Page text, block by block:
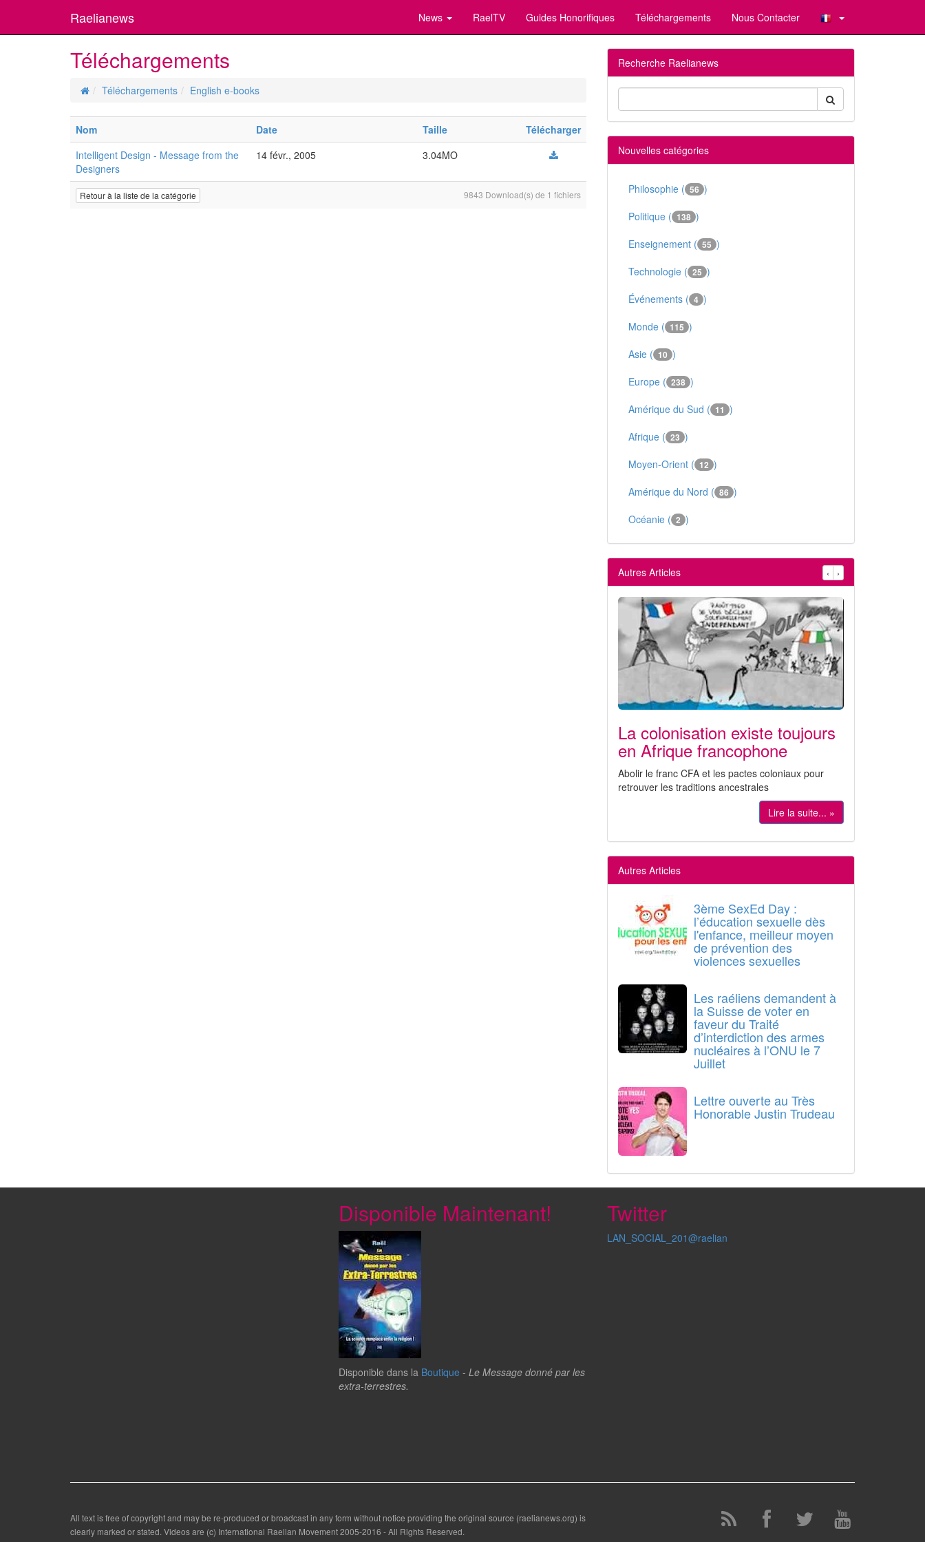
Raelianews News RaelTV Guides Honorifiques Téléchargements Nous Contacter
Téléchargements
Téléchargements English e-books
Nom Date Taille
Télécharger
Intelligent Design - Message from the
Designers
14 févr., 2005 3.04MO
Retour à la liste de la catégorie 9843 Download(s) de 1 fichiers
Recherche Raelianews
Nouvelles catégories
Philosophie ( 56 )
Politique ( 138 )
Enseignement ( 55 )
Technologie ( 25 )
Événements ( 4 )
Monde ( 115 )
Asie ( 10 )
Europe ( 238 )
Amérique du Sud ( 11 )
Afrique ( 23 )
Moyen-Orient ( 12 )
Amérique du Nord ( 86 )
Océanie ( 2 )
Autres Articles ‹ ›
La colonisation existe toujours
en Afrique francophone
Abolir le franc CFA et les pactes coloniaux pour
retrouver les traditions ancestrales
Lire la suite... »
Autres Articles
3ème SexEd Day :
l’éducation sexuelle dès
l'enfance, meilleur moyen
de prévention des
violences sexuelles
Les raéliens demandent à
la Suisse de voter en
faveur du Traité
d’interdiction des armes
nucléaires à l’ONU le 7
Juillet
Lettre ouverte au Très
Honorable Justin Trudeau
Disponible Maintenant!
Disponible dans la Boutique - Le Message donné par les
extra-terrestres.
Twitter
LAN_SOCIAL_201@raelian
All text is free of copyright and may be re-produced or broadcast in any form without notice providing the original source (raelianews.org) is
clearly marked or stated. Videos are (c) International Raelian Movement 2005-2016 - All Rights Reserved.